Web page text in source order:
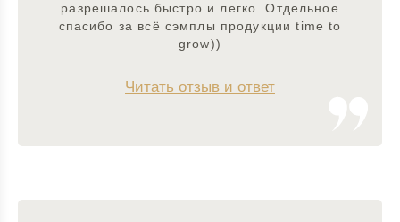
разрешалось быстро и легко. Отдельное
спасибо за всё сэмплы продукции time to
grow))
Читать отзыв и ответ